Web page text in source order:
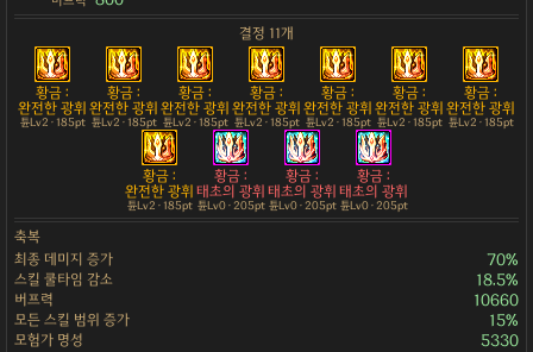
결정 11개
황금 :
완전한 광휘
튠Lv2 · 185pt
황금 :
완전한 광휘
튠Lv2 · 185pt
황금 :
완전한 광휘
튠Lv2 · 185pt
황금 :
완전한 광휘
튠Lv2 · 185pt
황금 :
완전한 광휘
튠Lv2 · 185pt
황금 :
완전한 광휘
튠Lv2 · 185pt
황금 :
완전한 광휘
튠Lv2 · 185pt
황금 :
완전한 광휘
튠Lv2 · 185pt
황금 :
태초의 광휘
튠Lv0 · 205pt
황금 :
태초의 광휘
튠Lv0 · 205pt
황금 :
태초의 광휘
튠Lv0 · 205pt
축복
최종 데미지 증가
70%
스킬 쿨타임 감소 18.5%
버프력 10660
모든 스킬 범위 증가 15%
모험가 명성 5330